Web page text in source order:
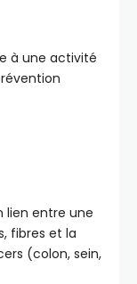
à une activité
lien entre une
fibres et la
(colon, sein,